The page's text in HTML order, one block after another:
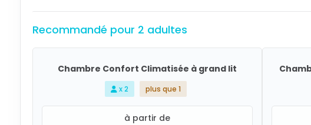
Recommandé pour 2 adultes
Chambre Confort Climatisée à grand lit
x 2 plus que 1
à partir de